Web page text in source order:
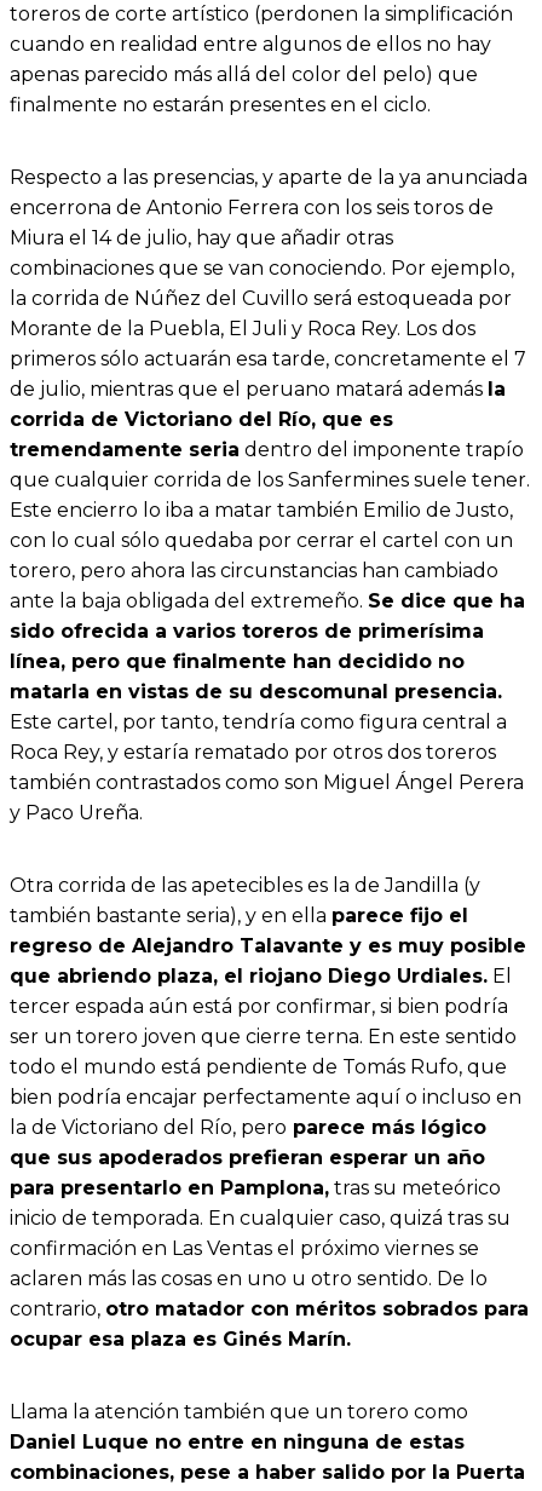
toreros de corte artístico (perdonen la simplificación
cuando en realidad entre algunos de ellos no hay
apenas parecido más allá del color del pelo) que
finalmente no estarán presentes en el ciclo.
Respecto a las presencias, y aparte de la ya anunciada
encerrona de Antonio Ferrera con los seis toros de
Miura el 14 de julio, hay que añadir otras
combinaciones que se van conociendo. Por ejemplo,
la corrida de Núñez del Cuvillo será estoqueada por
Morante de la Puebla, El Juli y Roca Rey. Los dos
primeros sólo actuarán esa tarde, concretamente el 7
de julio, mientras que el peruano matará además la
corrida de Victoriano del Río, que es
tremendamente seria dentro del imponente trapío
que cualquier corrida de los Sanfermines suele tener.
Este encierro lo iba a matar también Emilio de Justo,
con lo cual sólo quedaba por cerrar el cartel con un
torero, pero ahora las circunstancias han cambiado
ante la baja obligada del extremeño. Se dice que ha
sido ofrecida a varios toreros de primerísima
línea, pero que finalmente han decidido no
matarla en vistas de su descomunal presencia.
Este cartel, por tanto, tendría como figura central a
Roca Rey, y estaría rematado por otros dos toreros
también contrastados como son Miguel Ángel Perera
y Paco Ureña.
Otra corrida de las apetecibles es la de Jandilla (y
también bastante seria), y en ella parece fijo el
regreso de Alejandro Talavante y es muy posible
que abriendo plaza, el riojano Diego Urdiales. El
tercer espada aún está por confirmar, si bien podría
ser un torero joven que cierre terna. En este sentido
todo el mundo está pendiente de Tomás Rufo, que
bien podría encajar perfectamente aquí o incluso en
la de Victoriano del Río, pero parece más lógico
que sus apoderados prefieran esperar un año
para presentarlo en Pamplona, tras su meteórico
inicio de temporada. En cualquier caso, quizá tras su
confirmación en Las Ventas el próximo viernes se
aclaren más las cosas en uno u otro sentido. De lo
contrario, otro matador con méritos sobrados para
ocupar esa plaza es Ginés Marín.
Llama la atención también que un torero como
Daniel Luque no entre en ninguna de estas
combinaciones, pese a haber salido por la Puerta